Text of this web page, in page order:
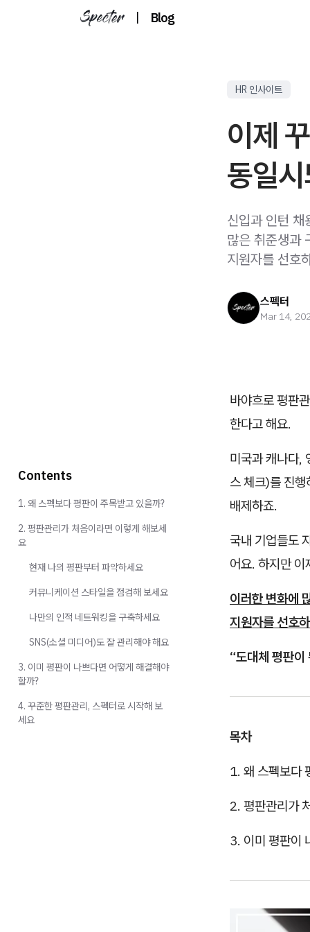
| Blog
HR 인사이트
이제
동일
신입과 인턴 채
많은 취준생과
지원자를 선호
스펙터
Mar 14,
바야흐로 평판
한다고 해요.
미국과 캐나다,
스 체크)를 진
배제하죠.
국내 기업들도
어요. 하지만
이러한 변화에
지원자를 선호
“도대체 평판이
목차
1. 왜 스펙보다
2. 평판관리가
3. 이미 평판이
Contents
1. 왜 스펙보다 평판이 주목받고 있을까?
2. 평판관리가 처음이라면 이렇게 해보세
요
현재 나의 평판부터 파악하세요
커뮤니케이션 스타일을 점검해 보세요
나만의 인적 네트워킹을 구축하세요
SNS(소셜 미디어)도 잘 관리해야 해요
3. 이미 평판이 나쁘다면 어떻게 해결해야
할까?
4. 꾸준한 평판관리, 스펙터로 시작해 보
세요